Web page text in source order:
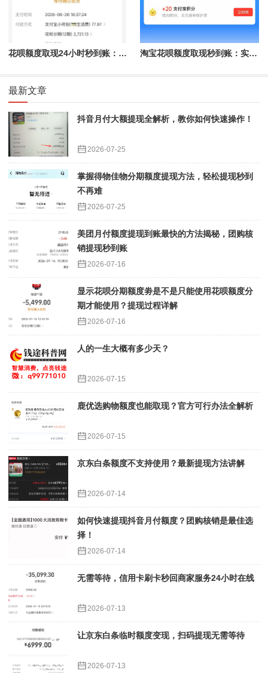
花呗额度取现24小时秒到账：揭秘快速提现的秘密 淘宝花呗额度取现秒到账：实现购物与现金流的完美结合
最新文章
抖音月付大额提现全解析，教你如何快速操作！
2026-07-25
掌握得物佳物分期额度提现方法，轻松提现秒到
不再难
2026-07-25
美团月付额度提现到账最快的方法揭秘，团购核
销提现秒到账
2026-07-16
显示花呗分期额度劵是不是只能使用花呗额度分
期才能使用？提现过程详解
2026-07-16
人的一生大概有多少天？
2026-07-15
鹿优选购物额度也能取现？官方可行办法全解析
2026-07-15
京东白条额度不支持使用？最新提现方法讲解
2026-07-14
如何快速提现抖音月付额度？团购核销是最佳选
择！
2026-07-14
无需等待，信用卡刷卡秒回商家服务24小时在线
2026-07-13
让京东白条临时额度变现，扫码提现无需等待
2026-07-13